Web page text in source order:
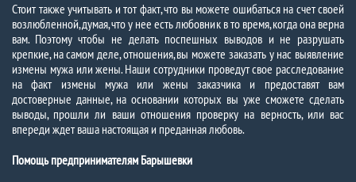
Стоит также учитывать и тот факт, что вы можете ошибаться на счет своей
возлюбленной, думая, что у нее есть любовник в то время, когда она верна
вам. Поэтому чтобы не делать поспешных выводов и не разрушать
крепкие, на самом деле, отношения, вы можете заказать у нас выявление
измены мужа или жены. Наши сотрудники проведут свое расследование
на факт измены мужа или жены заказчика и предоставят вам
достоверные данные, на основании которых вы уже сможете сделать
выводы, прошли ли ваши отношения проверку на верность, или вас
впереди ждет ваша настоящая и преданная любовь.
Помощь предпринимателям Барышевки